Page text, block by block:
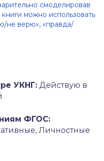
смоделировав
можно использовать
не верю», «правда/
УКНГ: Действую в
ФГОС:
Личностные